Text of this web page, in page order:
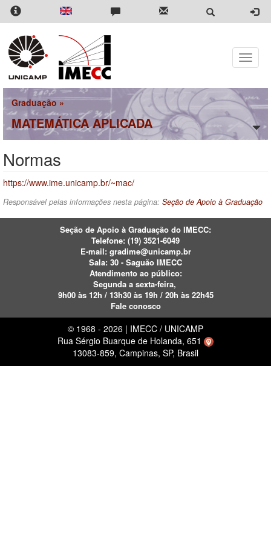
Pular
para
conteúdo
principal
Toggle
Graduação»
MATEMÁTICA APLICADA
Normas
https://www.ime.unicamp.br/~mac/
Responsável pelas informações nesta página: Seção de Apoio à Graduação
Seção de Apoio à Graduação do IMECC:
Telefone: (19) 3521-6049
E-mail: gradime@unicamp.br
Sala: 30 - Saguão IMECC
Atendimento ao público:
Segunda a sexta-feira,
9h00 às 12h / 13h30 às 19h / 20h às 22h45
Fale conosco
© 1968 - 2026 | IMECC / UNICAMP
Rua Sérgio Buarque de Holanda, 651
13083-859, Campinas, SP, Brasil